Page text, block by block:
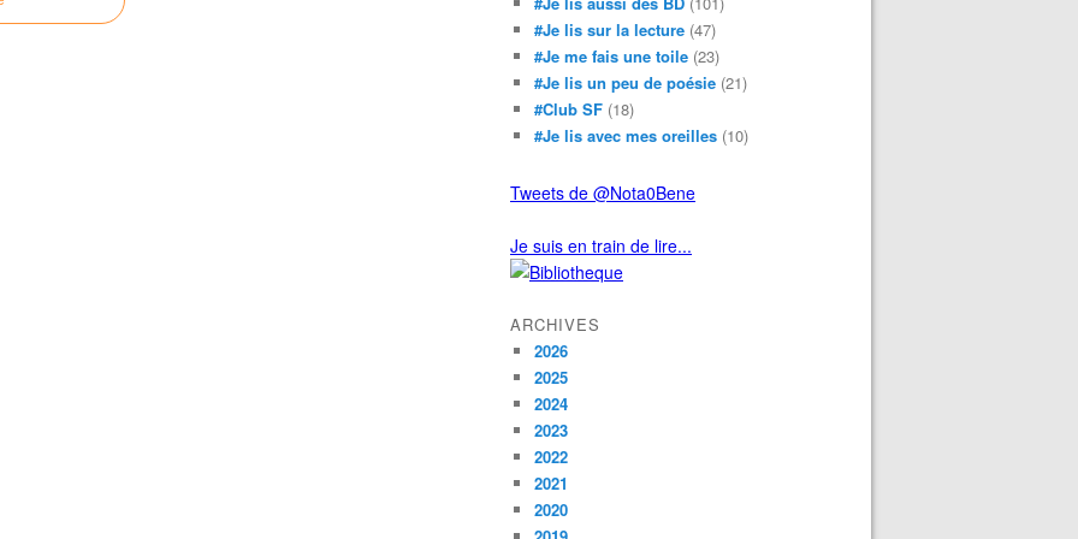
#Je lis sur la lecture (47)
#Je me fais une toile (23)
#Je lis un peu de poésie (21)
#Club SF (18)
#Je lis avec mes oreilles (10)
Tweets de @Nota0Bene
Je suis en train de lire...
ARCHIVES
2026
2025
2024
2023
2022
2021
2020